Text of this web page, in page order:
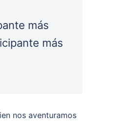
más
más
nos aventuramos